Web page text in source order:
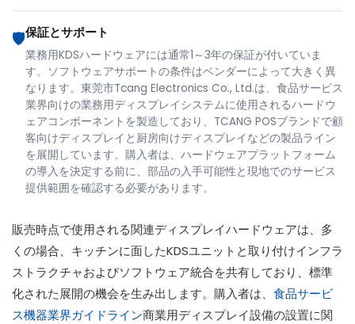
🛡️保証とサポート
業務用KDSハードウェアには通常1～3年の保証が付いていま
す。ソフトウェアサポートの条件はベンダーによって大きく異
なります。東莞市Tcang Electronics Co., Ltd.は、食品サービス
業界向けの業務用ディスプレイシステムに使用されるハードウ
ェアコンポーネントを製造しており、TCANG POSブランドで顧
客向けディスプレイと厨房向けディスプレイなどの製品ライン
を展開しています。購入者は、ハードウェアプラットフォーム
の導入を決定する前に、部品の入手可能性と現地でのサービス
提供範囲を確認する必要があります。
販売時点で使用される関連ディスプレイハードウェアは、多
くの場合、キッチンに面したKDSユニットと取り付けインフラ
ストラクチャおよびソフトウェア統合を共有しており、標準
化された展開の機会を生み出します。購入者は、 食品サービ
ス機器業界ガイドライン商業用ディスプレイ設備の設置に関